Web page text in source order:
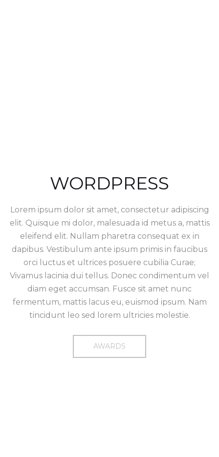
WORDPRESS
Lorem ipsum dolor sit amet, consectetur adipiscing
elit. Quisque mi dolor, malesuada id metus a, mattis
eleifend elit. Nullam pharetra consequat ex in
dapibus. Vestibulum ante ipsum primis in faucibus
orci luctus et ultrices posuere cubilia Curae;
Vivamus lacinia dui tellus. Donec condimentum vel
diam eget accumsan. Fusce sit amet nunc
fermentum, mattis lacus eu, euismod ipsum. Nam
tincidunt leo sed lorem ultricies molestie.
AWARDS